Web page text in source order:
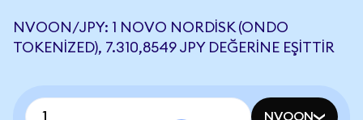
NVOON/JPY: 1 NOVO NORDISK (ONDO
TOKENIZED), 7.310,8549 JPY DEĞERINE EŞITTIR
NVOON